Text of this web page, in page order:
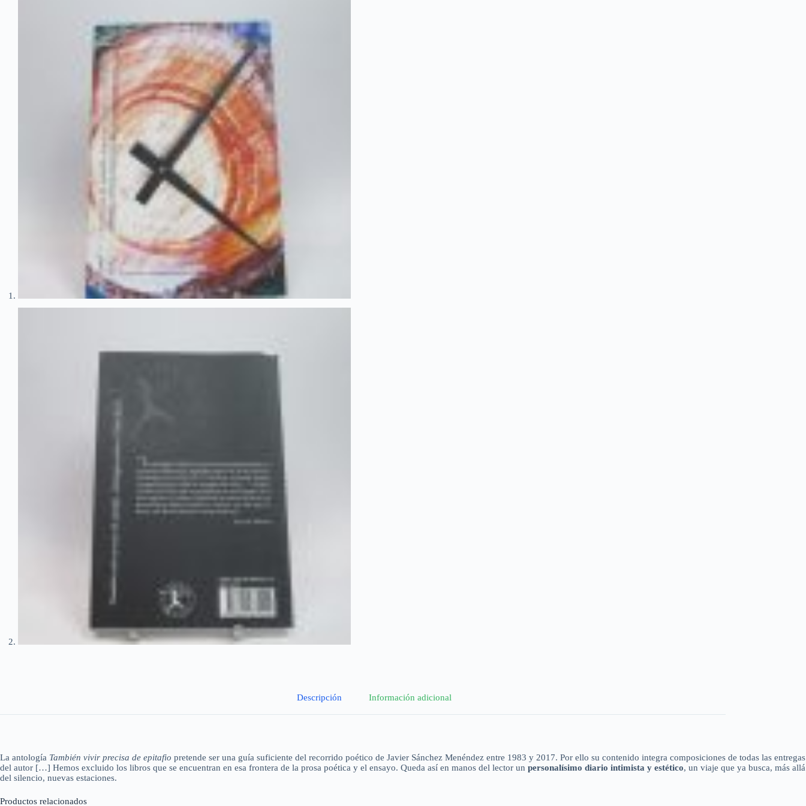
Descripción Información adicional
La antología También vivir precisa de epitafio pretende ser una guía suficiente del recorrido poético de Javier Sánchez Menéndez entre 1983 y 2017. Por ello su contenido integra composiciones de todas las entregas
del autor […] Hemos excluido los libros que se encuentran en esa frontera de la prosa poética y el ensayo. Queda así en manos del lector un personalísimo diario intimista y estético, un viaje que ya busca, más allá
del silencio, nuevas estaciones.
Productos relacionados